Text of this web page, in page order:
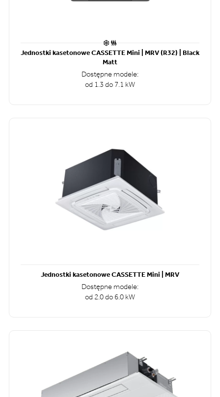
Jednostki kasetonowe CASSETTE Mini | MRV (R32) | Black
Matt
Dostępne modele:
od 1.3 do 7.1 kW
Jednostki kasetonowe CASSETTE Mini | MRV
Dostępne modele:
od 2.0 do 6.0 kW